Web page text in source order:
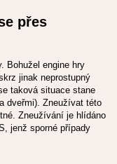
přes
Bohužel engine hry
jinak neprostupný
taková situace stane
dveřmi). Zneužívat této
Zneužívání je hlídáno
jenž sporné případy